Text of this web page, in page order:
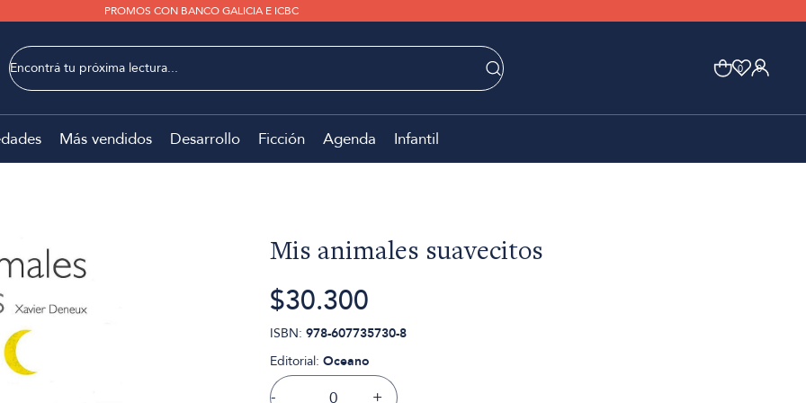
PROMOS CON BANCO GALICIA E ICBC
0 0
Más vendidos Desarrollo Ficción Agenda Infantil
Mis animales suavecitos
$30.300
ISBN: 978-607735730-8
Editorial: Oceano
- +